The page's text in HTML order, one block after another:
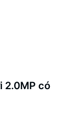
2.0MP có